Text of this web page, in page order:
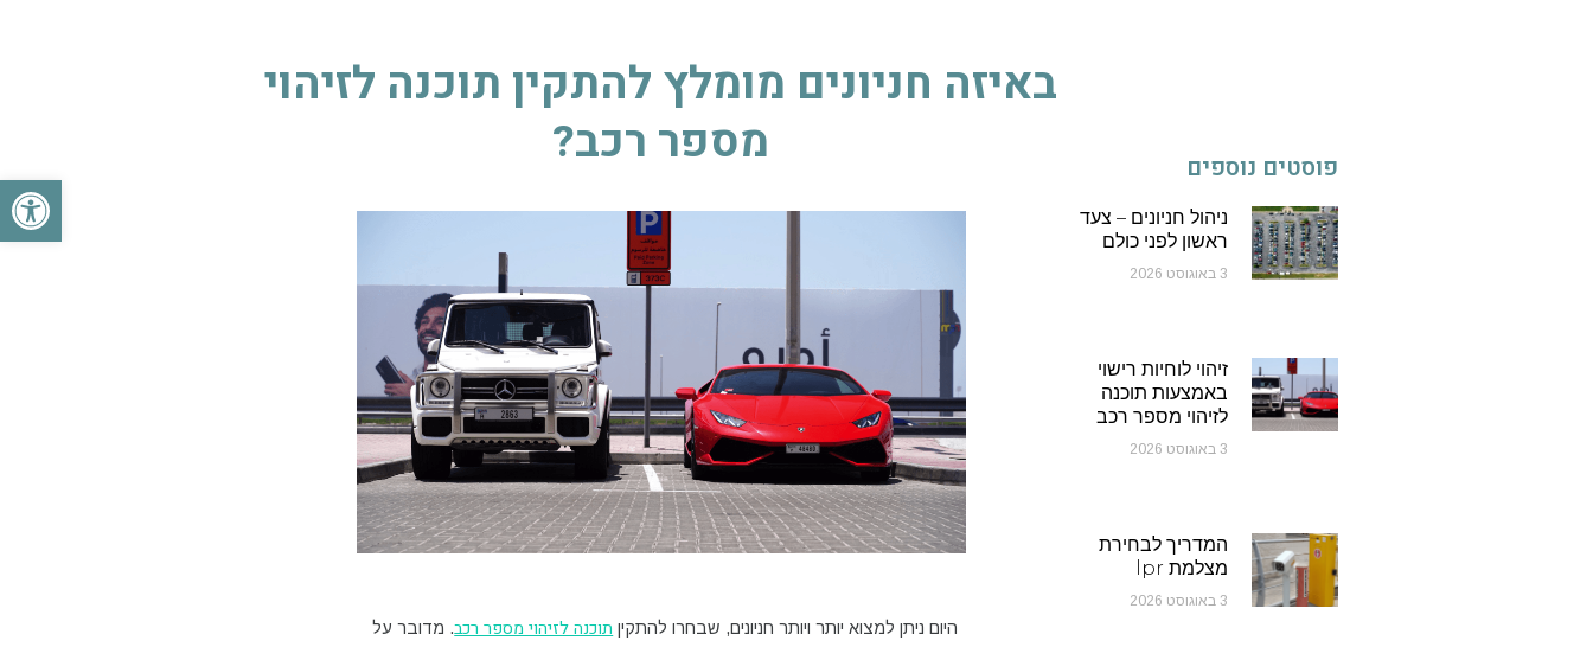
פוסטים נוספים
ניהול חניונים – צעד
ראשון לפני כולם
3 באוגוסט 2026
זיהוי לוחיות רישוי
באמצעות תוכנה
לזיהוי מספר רכב
3 באוגוסט 2026
המדריך לבחירת
מצלמת lpr
3 באוגוסט 2026
באיזה חניונים מומלץ להתקין תוכנה לזיהוי
מספר רכב?
היום ניתן למצוא יותר ויותר חניונים, שבחרו להתקין תוכנה לזיהוי מספר רכב. מדובר על